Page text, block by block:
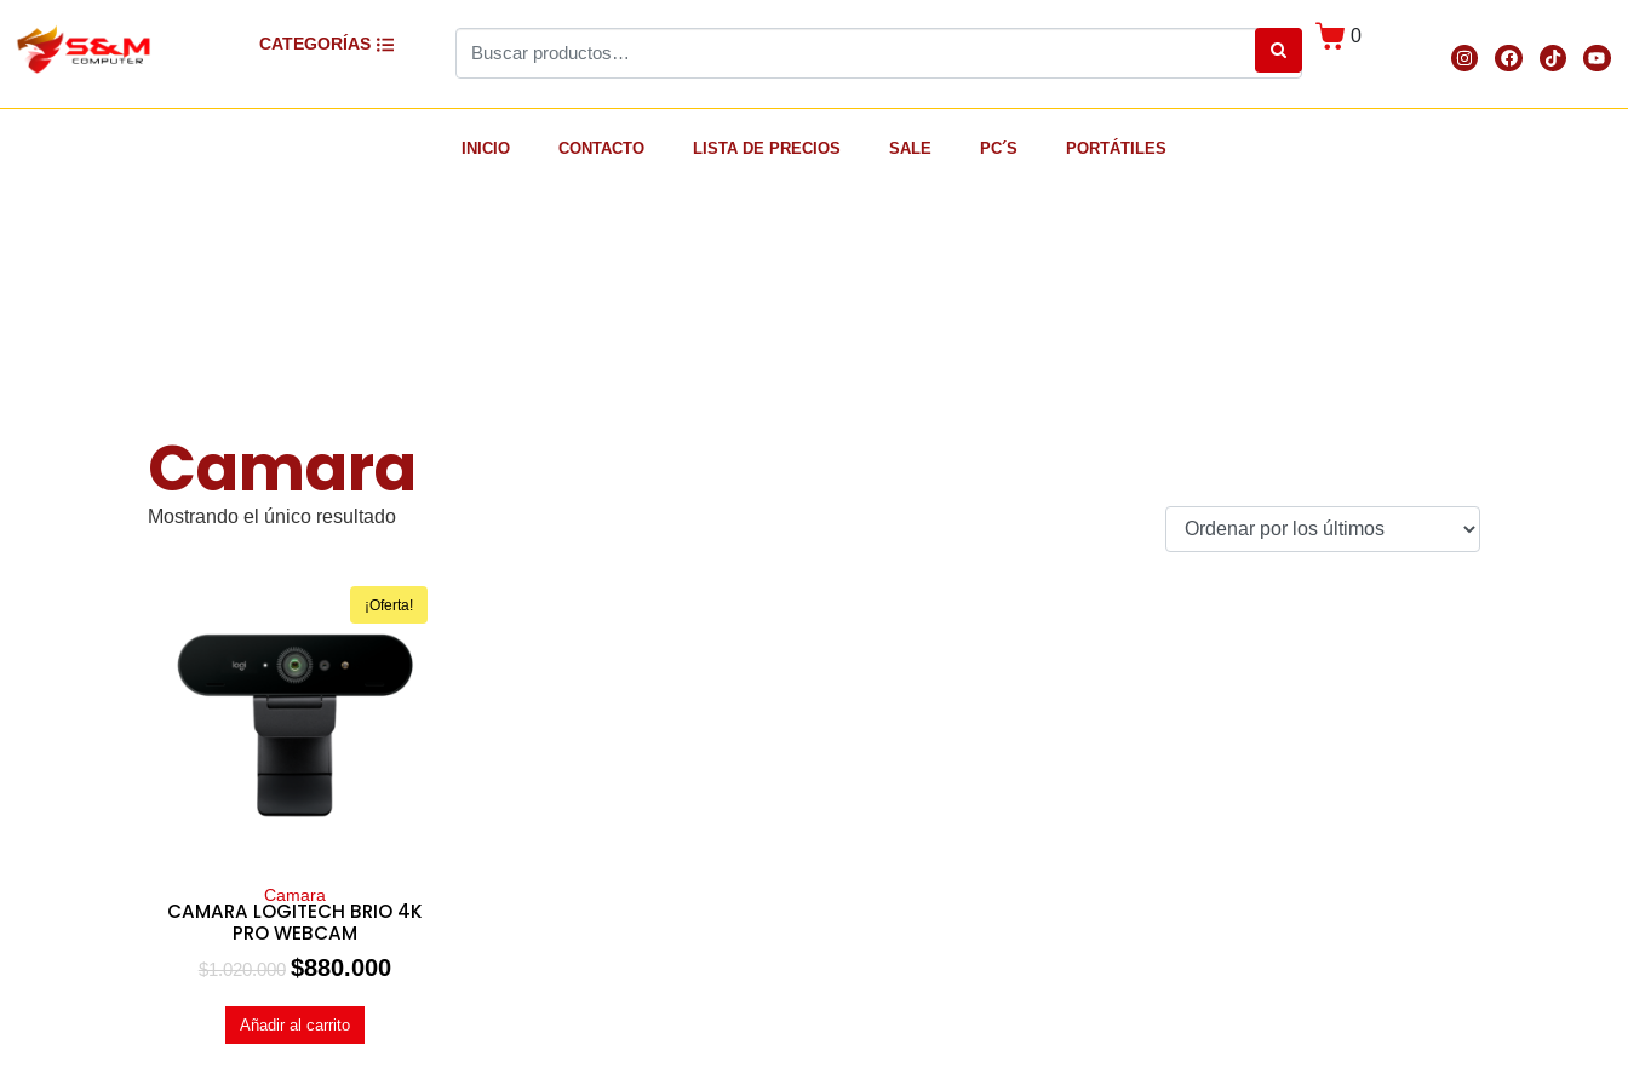
CATEGORÍAS 0
INICIO CONTACTO LISTA DE PRECIOS SALE PC´S PORTÁTILES
Camara
Mostrando el único resultado
¡Oferta!
Camara
CAMARA LOGITECH BRIO 4K
PRO WEBCAM
$1.020.000 $880.000
Añadir al carrito